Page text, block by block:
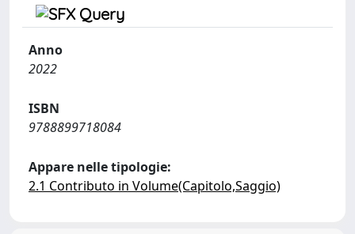
Anno
2022
ISBN
9788899718084
Appare nelle tipologie:
2.1 Contributo in Volume(Capitolo,Saggio)